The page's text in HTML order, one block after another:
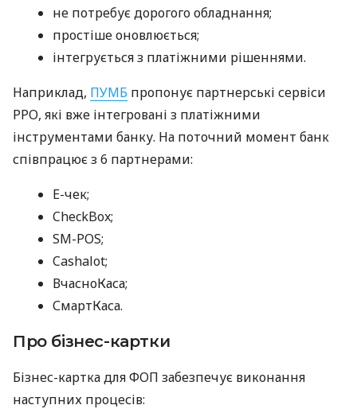
не потребує дорогого обладнання;
простіше оновлюється;
інтегрується з платіжними рішеннями.
Наприклад, ПУМБ пропонує партнерські сервіси
РРО, які вже інтегровані з платіжними
інструментами банку. На поточний момент банк
співпрацює з 6 партнерами:
E-чек;
CheckBox;
SM-POS;
Cashalot;
ВчасноКаса;
СмартКаса.
Про бізнес-картки
Бізнес-картка для ФОП забезпечує виконання
наступних процесів: